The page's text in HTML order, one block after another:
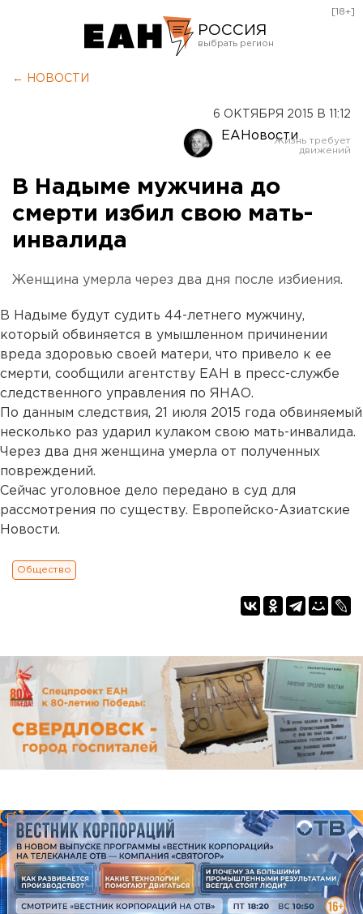
РОССИЯ
Оренбург
[18+]
← НОВОСТИ
6 ОКТЯБРЯ 2015 В 11:12
ЕАНовости
В Надыме мужчина до
смерти избил свою мать-
инвалида
Женщина умерла через два дня после избиения.
В Надыме будут судить 44-летнего мужчину,
который обвиняется в умышленном причинении
вреда здоровью своей матери, что привело к ее
смерти, сообщили агентству ЕАН в пресс-службе
следственного управления по ЯНАО.
По данным следствия, 21 июля 2015 года обвиняемый
несколько раз ударил кулаком свою мать-инвалида.
Через два дня женщина умерла от полученных
повреждений.
Сейчас уголовное дело передано в суд для
рассмотрения по существу. Европейско-Азиатские
Новости.
Общество